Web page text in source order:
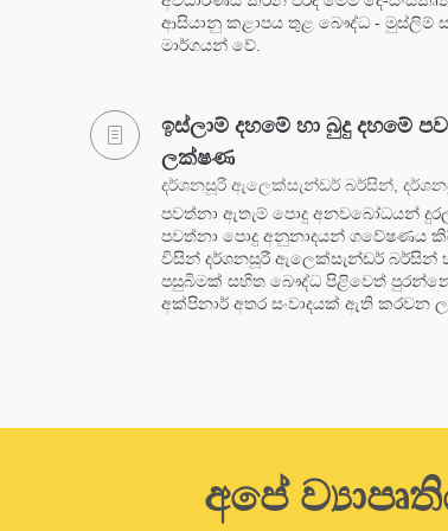
ආසියානු කළාපය තුළ බෞද්ධ - මුස්ලිම්
මාර්ගයන් වේ.
ඉස්ලාම් දහමේ හා බුදු දහමේ
ලක්ෂණ
දර්ශනසූරී ඇලෙක්සැන්ඩර් බර්සින්,
පවත්නා ඇතැම් පොදු අනවබෝධයන්
පවත්නා පොදු අනුනාදයන් ගවේෂණය
විසින් දර්ශනසූරී ඇලෙක්සැන්ඩර් බර්සින්
පසුබිමක් සහිත බෞද්ධ පිළිවෙත්
අක්පිනාර් අතර සංවාදයක් ඇති කරවන
අපේ